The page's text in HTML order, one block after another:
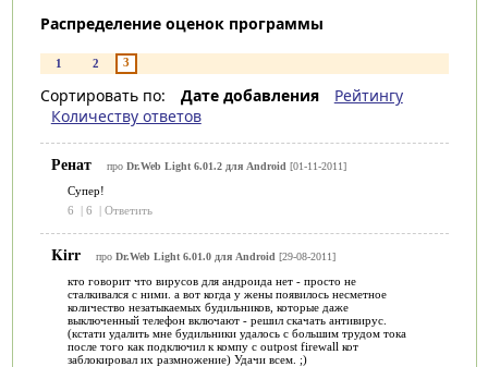
Распределение оценок программы
1 2 3
Сортировать по: Дате добавления
Рейтингу
Количеству ответов
Ренат про Dr.Web Light 6.01.2 для Android [01-11-2011]
Супер!
6
| 6 | Ответить
Kirr про Dr.Web Light 6.01.0 для Android [29-08-2011]
кто говорит что вирусов для андроида нет - просто не
сталкивался с ними. а вот когда у жены появилось несметное
количество незатыкаемых будильников, которые даже
выключенный телефон включают - решил скачать антивирус.
(кстати удалить мне будильники удалось с большим трудом тока
после того как подключил к компу с outpost firewall кот
заблокировал их размножение) Удачи всем. ;)